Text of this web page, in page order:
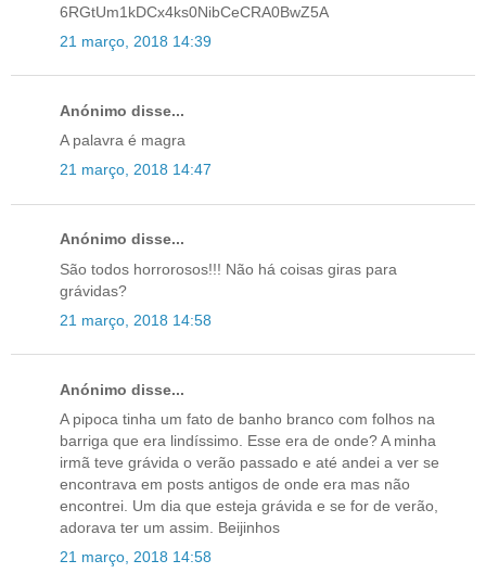
6RGtUm1kDCx4ks0NibCeCRA0BwZ5A
21 março, 2018 14:39
Anónimo disse...
A palavra é magra
21 março, 2018 14:47
Anónimo disse...
São todos horrorosos!!! Não há coisas giras para
grávidas?
21 março, 2018 14:58
Anónimo disse...
A pipoca tinha um fato de banho branco com folhos na
barriga que era lindíssimo. Esse era de onde? A minha
irmã teve grávida o verão passado e até andei a ver se
encontrava em posts antigos de onde era mas não
encontrei. Um dia que esteja grávida e se for de verão,
adorava ter um assim. Beijinhos
21 março, 2018 14:58